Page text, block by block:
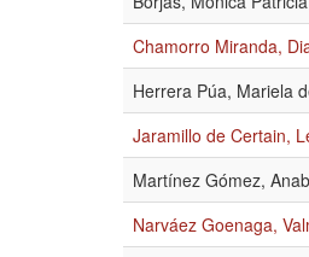
Chamorro Miranda,
Herrera Púa, Mariela
Jaramillo de Certain,
Martínez Gómez,
Narváez Goenaga,